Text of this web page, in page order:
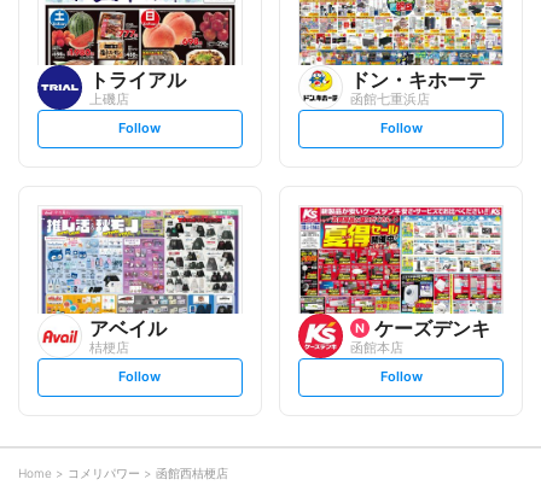
トライアル
上磯店
s
t
l
o
w
Follow
ドン・キホーテ
函館七重浜店
s
t
l
o
w
Follow
アベイル
桔梗店
s
t
o
w
Follow
ケーズデンキ
函館本店
s
t
Follow
Home コメリパワー 函館西桔梗店